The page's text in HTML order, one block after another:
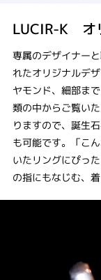
LUCIR-K オ
専属のデザイナー
れたオリジナルデ
ヤモンド、細部ま
類の中からご覧い
りますので、誕生
も可能です。「こ
いたリングにぴっ
の指にもなじむ、